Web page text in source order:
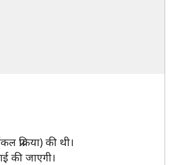
की थी।
की जाएगी।